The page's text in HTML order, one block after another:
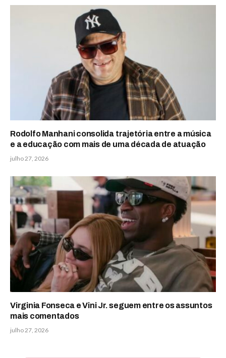
Rodolfo Manhani consolida trajetória entre a música
e a educação com mais de uma década de atuação
julho 27, 2026
Virginia Fonseca e Vini Jr. seguem entre os assuntos
mais comentados
julho 27, 2026